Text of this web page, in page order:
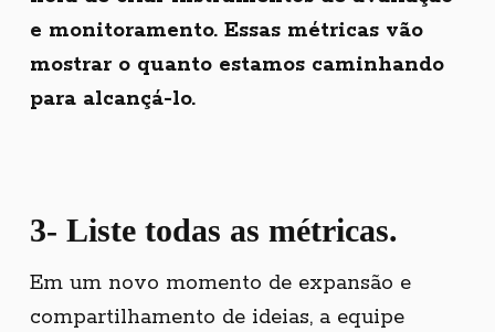
e monitoramento. Essas métricas vão
mostrar o quanto estamos caminhando
para alcançá-lo.
3- Liste todas as métricas.
Em um novo momento de expansão e
compartilhamento de ideias, a equipe